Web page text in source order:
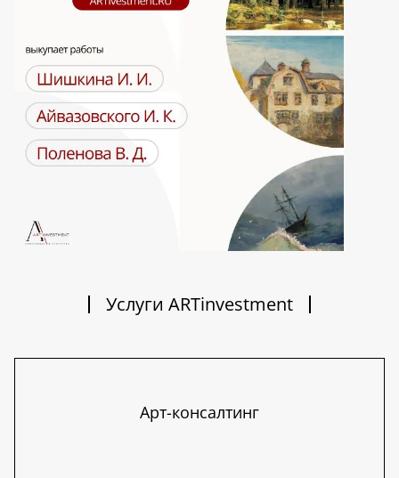
Услуги ARTinvestment
Арт-консалтинг